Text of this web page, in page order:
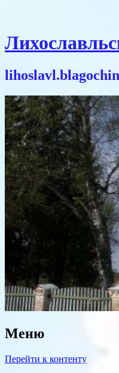
Меню
Перейти к контенту